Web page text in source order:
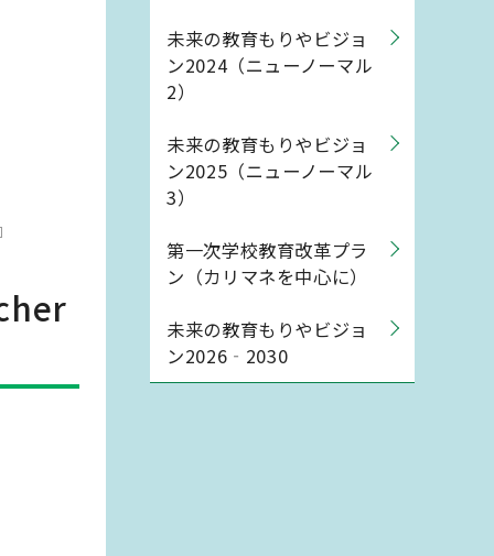
未来の教育もりやビジョ
ン2024（ニューノーマル
2）
未来の教育もりやビジョ
ン2025（ニューノーマル
3）
第一次学校教育改革プラ
ン（カリマネを中心に）
未来の教育もりやビジョ
ン2026‐2030